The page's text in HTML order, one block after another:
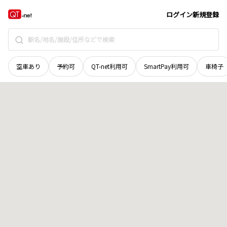
ログイン新規登録
空車あり 予約可 QT-net利用可 SmartPay利用可 車椅子
岩手県